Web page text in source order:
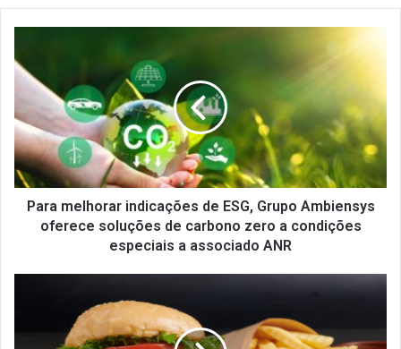
r
a
m
e
l
h
o
Para melhorar indicações de ESG, Grupo Ambiensys
oferece soluções de carbono zero a condições
especiais a associado ANR